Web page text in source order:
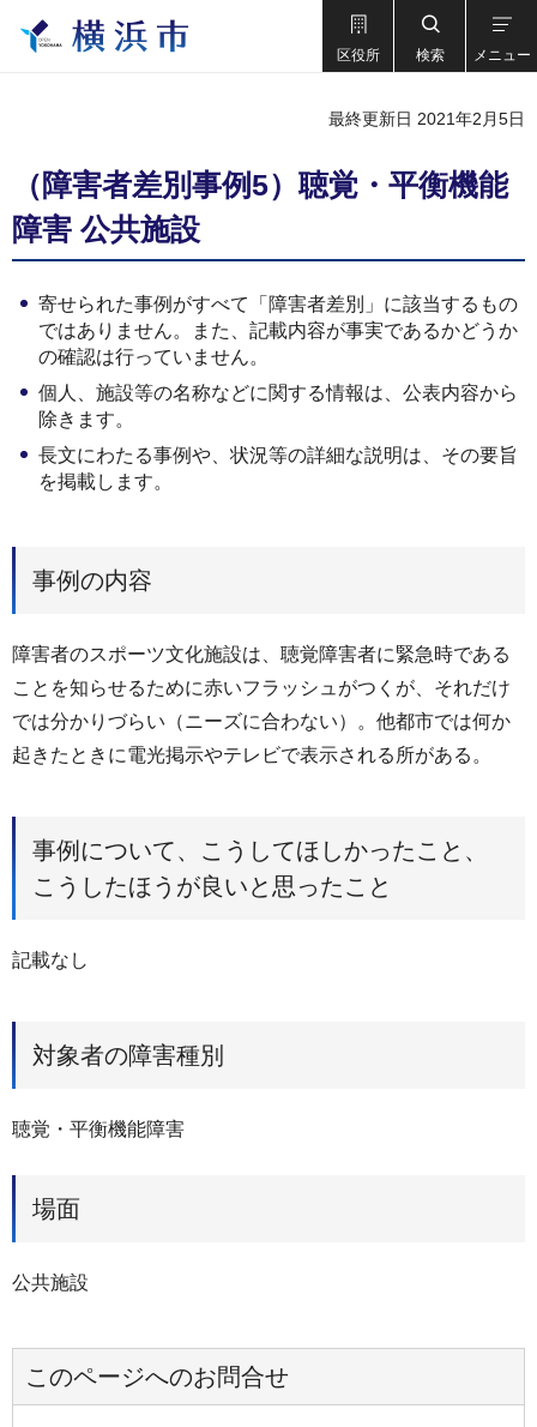
区役所 検索 メニュー
最終更新日 2021年2月5日
（障害者差別事例5）聴覚・平衡機能
障害 公共施設
寄せられた事例がすべて「障害者差別」に該当するもの
ではありません。また、記載内容が事実であるかどうか
の確認は行っていません。
個人、施設等の名称などに関する情報は、公表内容から
除きます。
長文にわたる事例や、状況等の詳細な説明は、その要旨
を掲載します。
事例の内容
障害者のスポーツ文化施設は、聴覚障害者に緊急時である
ことを知らせるために赤いフラッシュがつくが、それだけ
では分かりづらい（ニーズに合わない）。他都市では何か
起きたときに電光掲示やテレビで表示される所がある。
事例について、こうしてほしかったこと、
こうしたほうが良いと思ったこと
記載なし
対象者の障害種別
聴覚・平衡機能障害
場面
公共施設
このページへのお問合せ